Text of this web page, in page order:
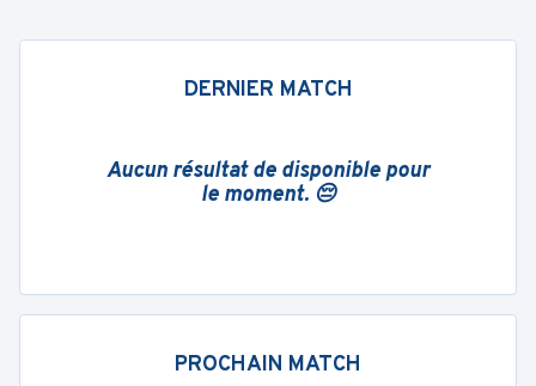
DERNIER MATCH
Aucun résultat de disponible pour
le moment. 😔
PROCHAIN MATCH